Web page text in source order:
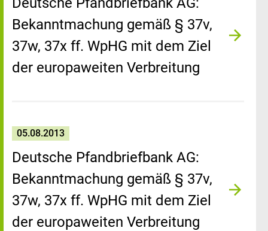
Bekanntmachung gemäß § 37v,
37w, 37x ff. WpHG mit dem Ziel
der europaweiten Verbreitung
05.08.2013
Deutsche Pfandbriefbank AG:
Bekanntmachung gemäß § 37v,
37w, 37x ff. WpHG mit dem Ziel
der europaweiten Verbreitung